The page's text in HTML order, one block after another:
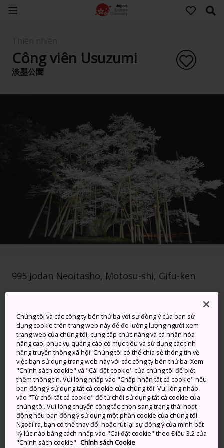
Công viên Usuzumi
淡墨公園
995 Jodan Neoitasho, Motosu-shi, Gifu-ken
Nhận Thông tin Quá cảnh
TỪ KHÓA BẢN ĐỒ
Cây anh đào trên 1.500 tuổi
Công viên Uzusumi sở hữu Neodani Usuzumi-Zakura
1.500 năm tuổi, một cây anh đào đã sống sót qua
nhiều nguy hiểm suốt nhiều thế kỷ, như tuyết rơi dày
Chúng tôi và các công ty bên thứ ba với sự đồng ý của bạn sử
dụng cookie trên trang web này để đo lường lượng người xem
trang web của chúng tôi, cung cấp chức năng và cá nhân hóa
nâng cao, phục vụ quảng cáo có mục tiêu và sử dụng các tính
năng truyền thông xã hội. Chúng tôi có thể chia sẻ thông tin về
việc bạn sử dụng trang web này với các công ty bên thứ ba. Xem
"Chính sách cookie" và "Cài đặt cookie" của chúng tôi để biết
thêm thông tin. Vui lòng nhấp vào "Chấp nhận tất cả cookie" nếu
bạn đồng ý sử dụng tất cả cookie của chúng tôi. Vui lòng nhấp
vào "Từ chối tất cả cookie" để từ chối sử dụng tất cả cookie của
chúng tôi. Vui lòng chuyển công tắc chọn sang trạng thái hoạt
động nếu bạn đồng ý sử dụng một phần cookie của chúng tôi.
Ngoài ra, bạn có thể thay đổi hoặc rút lại sự đồng ý của mình bất
kỳ lúc nào bằng cách nhấp vào "Cài đặt cookie" theo Điều 3.2 của
"Chính sách cookie". Chính sách Cookie